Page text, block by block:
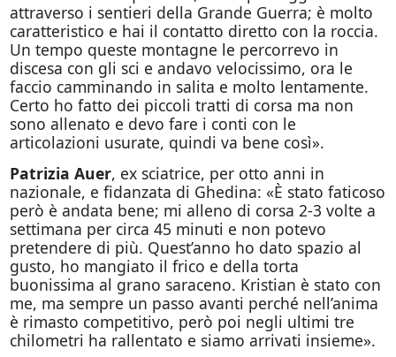
attraverso i sentieri della Grande Guerra; è molto
caratteristico e hai il contatto diretto con la roccia.
Un tempo queste montagne le percorrevo in
discesa con gli sci e andavo velocissimo, ora le
faccio camminando in salita e molto lentamente.
Certo ho fatto dei piccoli tratti di corsa ma non
sono allenato e devo fare i conti con le
articolazioni usurate, quindi va bene così».
Patrizia Auer, ex sciatrice, per otto anni in
nazionale, e fidanzata di Ghedina: «È stato faticoso
però è andata bene; mi alleno di corsa 2-3 volte a
settimana per circa 45 minuti e non potevo
pretendere di più. Quest’anno ho dato spazio al
gusto, ho mangiato il frico e della torta
buonissima al grano saraceno. Kristian è stato con
me, ma sempre un passo avanti perché nell’anima
è rimasto competitivo, però poi negli ultimi tre
chilometri ha rallentato e siamo arrivati insieme».